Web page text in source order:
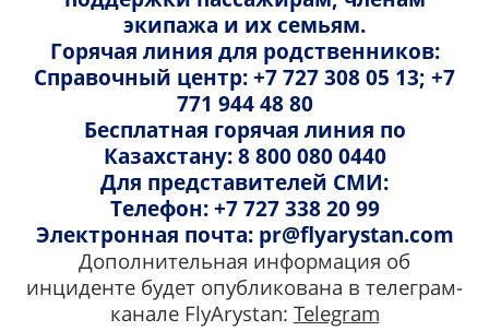
экипажа и их семьям.
Горячая линия для родственников:
Справочный центр: +7 727 308 05 13; +7
771 944 48 80
Бесплатная горячая линия по
Казахстану: 8 800 080 0440
Для представителей СМИ:
Телефон: +7 727 338 20 99
Электронная почта: pr@flyarystan.com
Дополнительная информация об
инциденте будет опубликована в телеграм-
канале FlyArystan: Telegram
Азербайджан
Китай